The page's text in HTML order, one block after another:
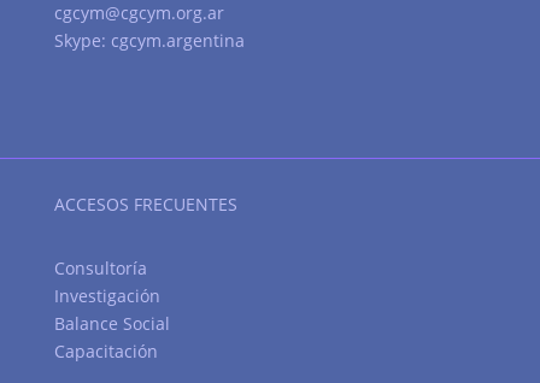
cgcym@cgcym.org.ar
Skype: cgcym.argentina
ACCESOS FRECUENTES
Consultoría
Investigación
Balance Social
Capacitación